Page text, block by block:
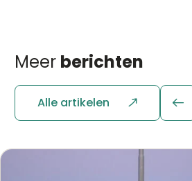
Meer berichten
Alle artikelen